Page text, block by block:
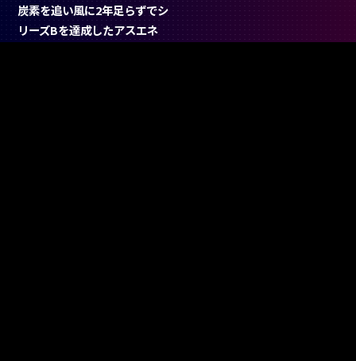
炭素を追い風に2年足らずでシ
リーズBを達成したアスエネ